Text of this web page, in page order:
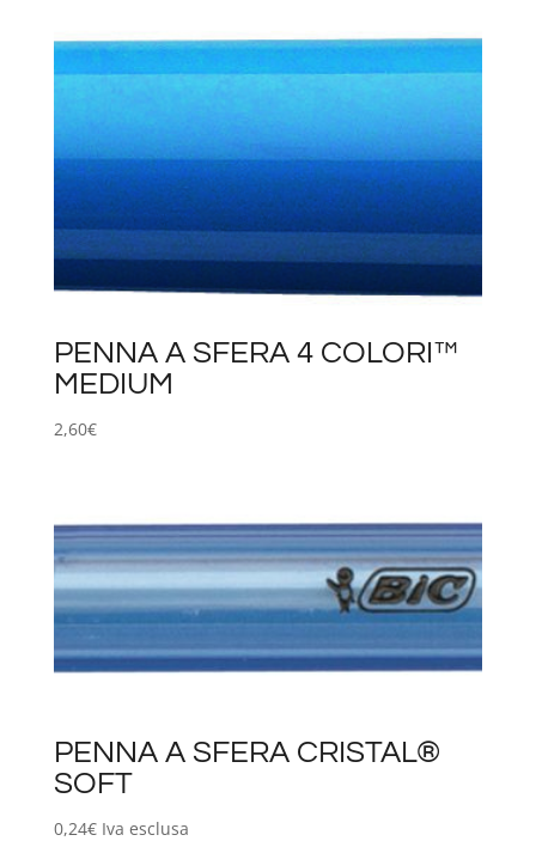
PENNA A SFERA 4 COLORI™
MEDIUM
2,60€
PENNA A SFERA CRISTAL®
SOFT
0,24€ Iva esclusa